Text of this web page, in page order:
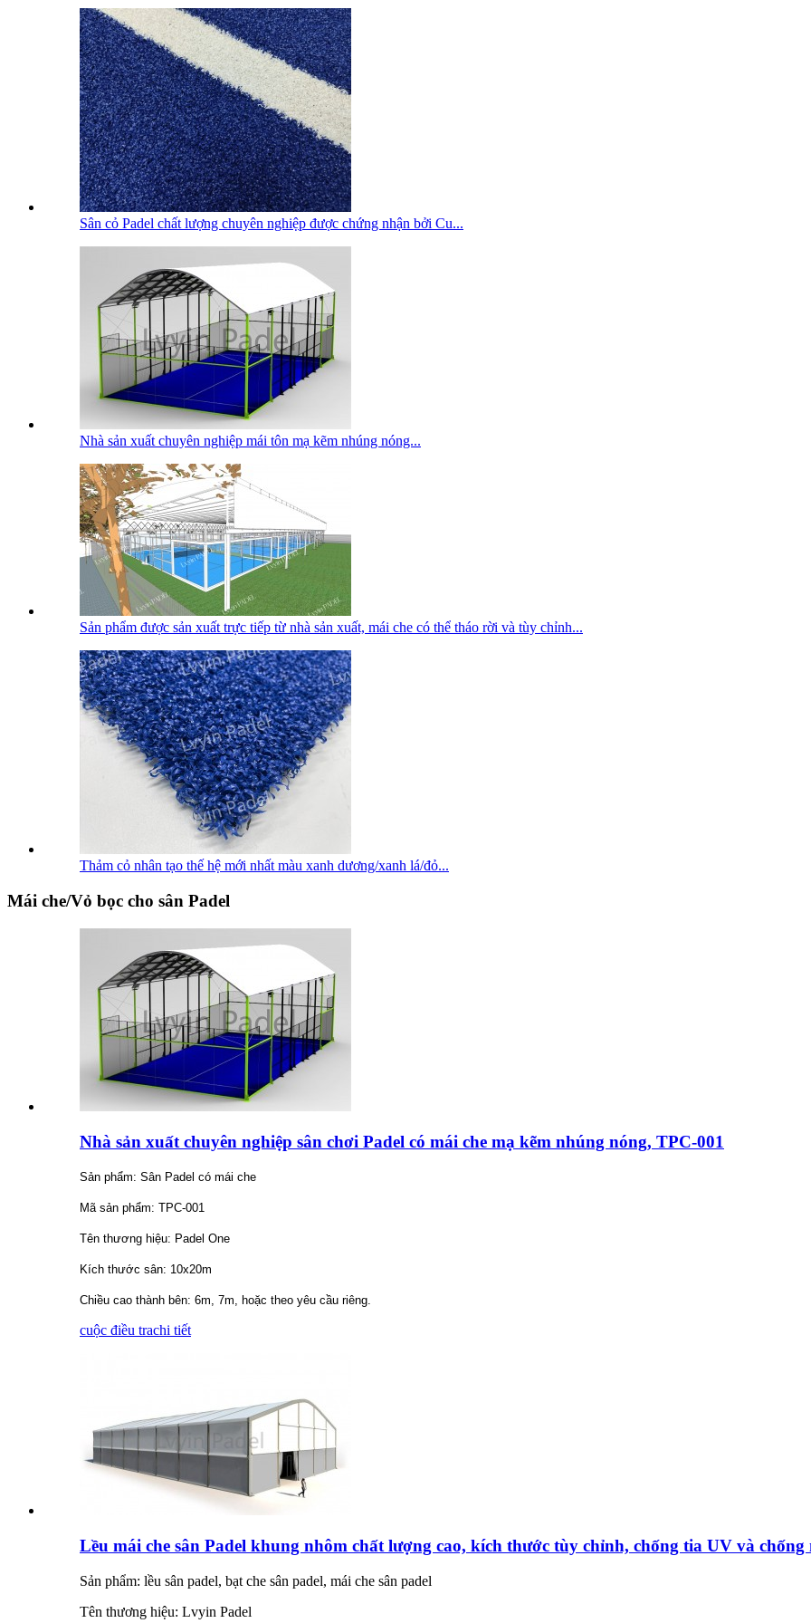
Sân cỏ Padel chất lượng chuyên nghiệp được chứng nhận bởi Cu...
Nhà sản xuất chuyên nghiệp mái tôn mạ kẽm nhúng nóng...
Sản phẩm được sản xuất trực tiếp từ nhà sản xuất, mái che có thể tháo rời và tùy chỉnh...
Thảm cỏ nhân tạo thế hệ mới nhất màu xanh dương/xanh lá/đỏ...
Mái che/Vỏ bọc cho sân Padel
Nhà sản xuất chuyên nghiệp sân chơi Padel có mái che mạ kẽm nhúng nóng, TPC-001
Sản phẩm: Sân Padel có mái che
Mã sản phẩm: TPC-001
Tên thương hiệu: Padel One
Kích thước sân: 10x20m
Chiều cao thành bên: 6m, 7m, hoặc theo yêu cầu riêng.
cuộc điều trachi tiết
Lều mái che sân Padel khung nhôm chất lượng cao, kích thước tùy chỉnh, chống tia UV và chống
Sản phẩm: lều sân padel, bạt che sân padel, mái che sân padel
Tên thương hiệu: Lvyin Padel